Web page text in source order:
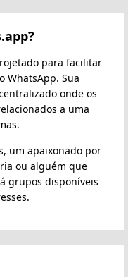
para facilitar
WhatsApp. Sua
onde os
a uma
um apaixonado por
ou alguém que
grupos disponíveis